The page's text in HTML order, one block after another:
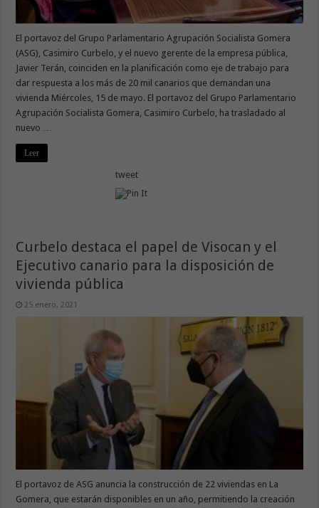
El portavoz del Grupo Parlamentario Agrupación Socialista Gomera
(ASG), Casimiro Curbelo, y el nuevo gerente de la empresa pública,
Javier Terán, coinciden en la planificación como eje de trabajo para
dar respuesta a los más de 20 mil canarios que demandan una
vivienda Miércoles, 15 de mayo. El portavoz del Grupo Parlamentario
Agrupación Socialista Gomera, Casimiro Curbelo, ha trasladado al
nuevo …
Leer
tweet
Curbelo destaca el papel de Visocan y el
Ejecutivo canario para la disposición de
vivienda pública
25 enero, 2021
El portavoz de ASG anuncia la construcción de 22 viviendas en La
Gomera, que estarán disponibles en un año, permitiendo la creación